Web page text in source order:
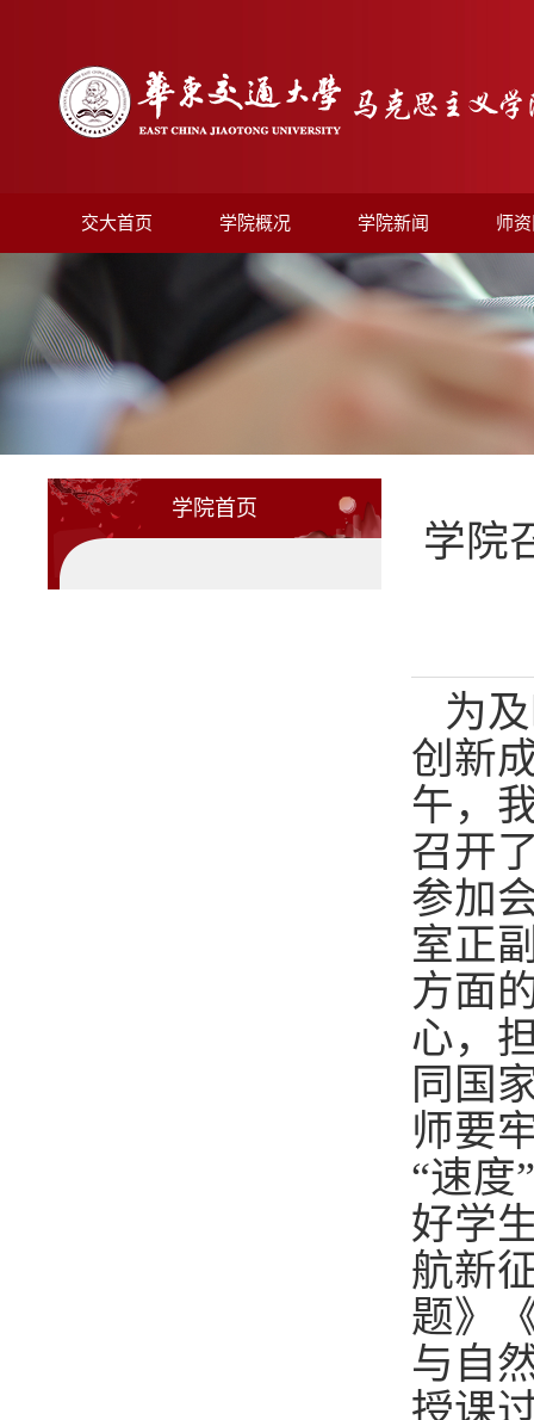
交大首页 学院概况 学院新闻 师
学院首页
学院
为
创新
午，
召开
参加
室正
方面
心，
同国
师要
“速度
好学
航新
题》
与自